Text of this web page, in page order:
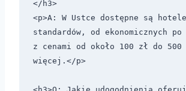
</h3>
<p>A: W Ustce dostępne są
standardów, od ekonomicznych po
z cenami od około 100 zł do
więcej.</p>